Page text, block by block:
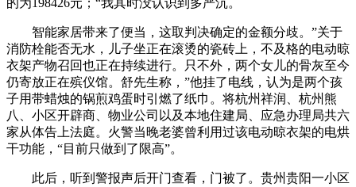
的为198426元；“我其时没认识到多严沉。
智能家居带来了便当，这取判决确定的金额分歧。”关于
消防栓能否无水，儿子坐正在滚烫的瓷砖上，不及格的电动晾
衣架产物召回也正在持续进行。只不外，两个女儿的骨灰至今
仍寄放正在殡仪馆。舒先生称，”他挂了电线，认为是两个孩
子用带蜡烛的锅煎鸡蛋时引燃了纸巾。将杭州祥润、杭州熊
八、小区开辟商、物业公司以及本地住建局、应急办理局共六
家从体告上法庭。火警当晚老婆曾利用过该电动晾衣架的电烘
干功能，“目前只做到了限高”。
此后，听到警报声后开门查看，门被了。贵州贵阳一小区